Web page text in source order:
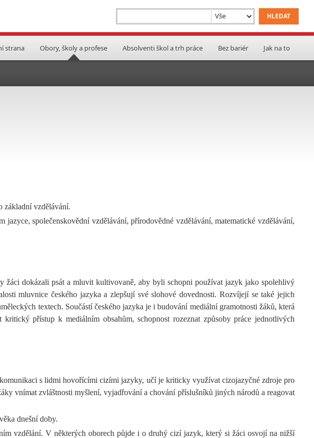
strana Obory, školy a profese Absolventi škol a trh práce Bez bariér Jak na to
základní vzdělávání.
společenskovědní vzdělávání, přírodovědné vzdělávání, matematické vzdělávání,
žáci dokázali psát a mluvit kultivovaně, aby byli schopni používat jazyk jako spolehlivý
mluvnice českého jazyka a zlepšují své slohové dovednosti. Rozvíjejí se také jejich
textech. Součástí českého jazyka je i budování mediální gramotnosti žáků, která
přístup k mediálním obsahům, schopnost rozeznat způsoby práce jednotlivých
s lidmi hovořícími cizími jazyky, učí je kriticky využívat cizojazyčné zdroje pro
vnímat zvláštnosti myšlení, vyjadřování a chování příslušníků jiných národů a reagovat
dnešní doby.
vzdělání. V některých oborech půjde i o druhý cizí jazyk, který si žáci osvojí na nižší